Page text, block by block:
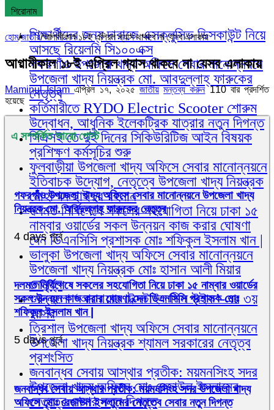
শিরোনাম
শিক্ষার্থীদের জন্য দারাজে এক্সক্লুসিভ ডিসকাউন্ট নিয়ে
আসছে রিয়েলমি সি১০০এক্স
গফরগাঁও উপজেলা খাদ্য অফিসে সেবার মানোন্নয়নে
উপজেলা খাদ্য নিয়ন্ত্রক মো. আবদুল্লাহ্ ফারুকের
নেতৃত্ব
কর্তিমারীতে RYDO Electric Scooter শোরুম
উদ্বোধন, আধুনিক ইলেকট্রিক যাত্রার নতুন দিগন্ত
সিএসই তে দুই দিনের সিকিউরিটিজ আইন বিষয়ক
প্রশিক্ষণ কর্মসূচির শুরু
ফুলবাড়ীয়া উপজেলা খাদ্য অফিসে সেবার মানোন্নয়নে
ইতিবাচক উদ্যোগ, নেতৃত্বে উপজেলা খাদ্য নিয়ন্ত্রক
মোহাম্মদ ছাইদুর রহমান
দলমত নির্বিশেষে সকলের সহযোগিতা নিয়ে ঢাকা ১৫
নাম্বার ওয়ার্ডের সকল উন্নয়ন কাজ করার ঘোষণা
দেন ডিএনসিসি প্রশাসক মোঃ শফিকুল ইসলাম খান |
ভালুকা উপজেলা খাদ্য অফিসে সেবার মানোন্নয়নে
উপজেলা খাদ্য নিয়ন্ত্রক মোঃ হাসান আলী মিয়ার
নেতৃত্ব
শুরু হলো ‘আনোয়ার টেক্সটাইল মিল উইক’-এর ৩য়
আসর
ত্রিশাল উপজেলা খাদ্য অফিসে সেবার মানোন্নয়নে
উপজেলা খাদ্য নিয়ন্ত্রক শ্যামল সরকারের নেতৃত্ব
প্রশংসিত
জনবান্ধব সেবায় আস্থার প্রতীক: ময়মনসিংহ সদর
উপজেলা খাদ্য অফিসে মোঃ রেজাউল ইসলামের
নেতৃত্বে সেবার নতুন দিগন্ত
হোম/জাতীয়/আগামীকাল ১৮ই এপ্রিল গ্যাস থাকবে না যেসব এলাকায়
আগামীকাল ১৮ই এপ্রিল গ্যাস থাকবে না যেসব এলাকায়
Maminul Islamএপ্রিল ১৭, ২০২৫ জাতীয় মন্তব্য করুন 110 বার প্রদর্শিত
হয়েছে
এ সম্পর্কিত আরো পোস্ট
গফরগাঁও উপজেলা খাদ্য অফিসে সেবার মানোন্নয়নে উপজেলা খাদ্য
নিয়ন্ত্রক মো. আবদুল্লাহ্ ফারুকের নেতৃত্ব
4 days পূর্বে
দলমত নির্বিশেষে সকলের সহযোগিতা নিয়ে ঢাকা ১৫ নাম্বার ওয়ার্ডের
সকল উন্নয়ন কাজ করার ঘোষণা দেন ডিএনসিসি প্রশাসক মোঃ
শফিকুল ইসলাম খান |
5 days পূর্বে
জনবান্ধব সেবায় আস্থার প্রতীক: ময়মনসিংহ সদর উপজেলা খাদ্য
অফিসে মোঃ রেজাউল ইসলামের নেতৃত্বে সেবার নতুন দিগন্ত